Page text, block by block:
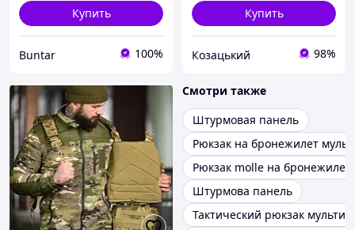
Купить
Buntar 100%
Купить
Козацький 98%
Смотри также
Штурмовая панель
Рюкзак на бронежилет
Рюкзак molle на бронежилет
Штурмова панель
Тактический рюкзак